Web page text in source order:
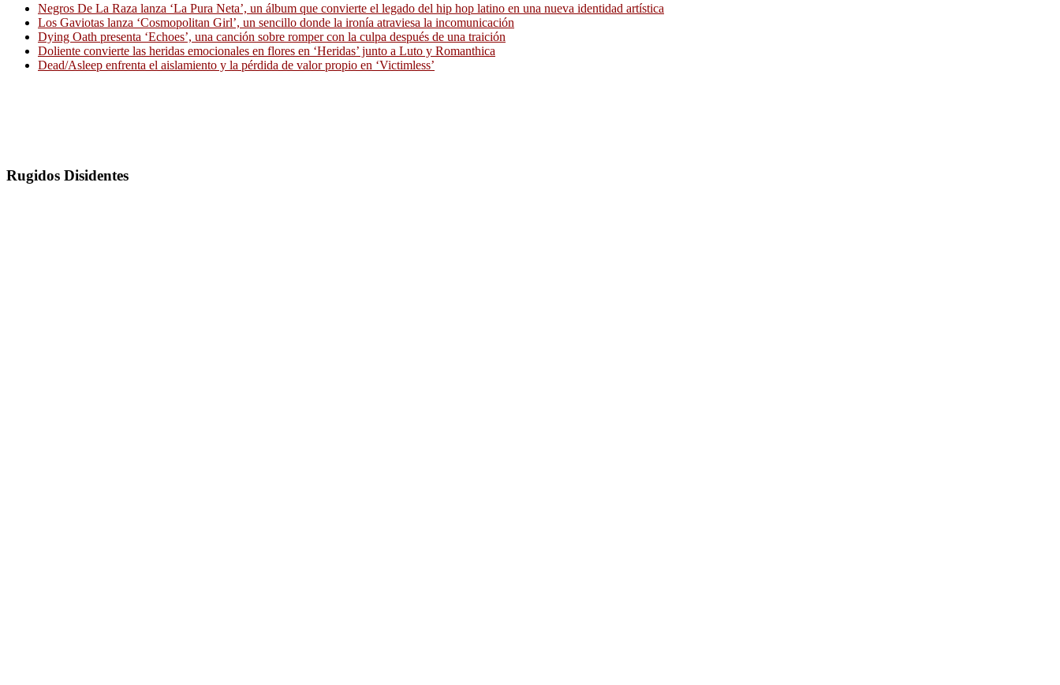
Negros De La Raza lanza ‘La Pura Neta’, un álbum que convierte el legado del hip hop latino en una nueva identidad artística
Los Gaviotas lanza ‘Cosmopolitan Girl’, un sencillo donde la ironía atraviesa la incomunicación
Dying Oath presenta ‘Echoes’, una canción sobre romper con la culpa después de una traición
Doliente convierte las heridas emocionales en flores en ‘Heridas’ junto a Luto y Romanthica
Dead/Asleep enfrenta el aislamiento y la pérdida de valor propio en ‘Victimless’
Rugidos Disidentes